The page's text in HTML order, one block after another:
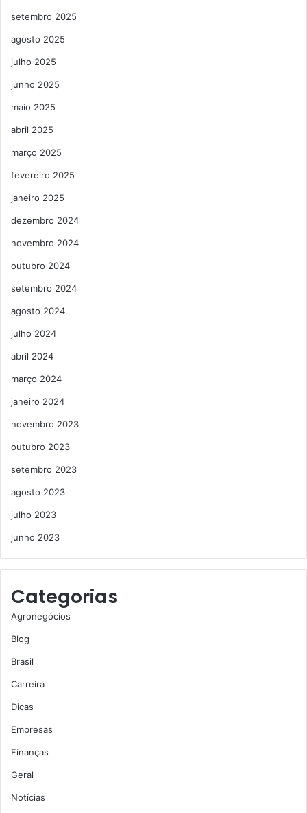
setembro 2025
agosto 2025
julho 2025
junho 2025
maio 2025
abril 2025
março 2025
fevereiro 2025
janeiro 2025
dezembro 2024
novembro 2024
outubro 2024
setembro 2024
agosto 2024
julho 2024
abril 2024
março 2024
janeiro 2024
novembro 2023
outubro 2023
setembro 2023
agosto 2023
julho 2023
junho 2023
Categorias
Agronegócios
Blog
Brasil
Carreira
Dicas
Empresas
Finanças
Geral
Notícias